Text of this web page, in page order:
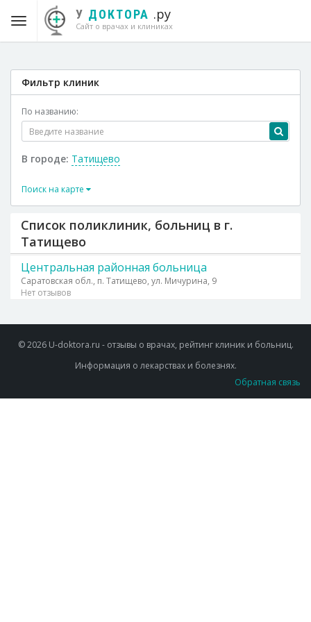
У ДОКТОРА .ру
Сайт о врачах и клиниках
Фильтр клиник
По названию:
В городе: Татищево
Поиск на карте
Список поликлиник, больниц в г.
Татищево
Центральная районная больница
Саратовская обл., п. Татищево, ул. Мичурина, 9
Нет отзывов
© 2026 U-doktora.ru - отзывы о врачах, рейтинг клиник и больниц.
Информация о лекарствах и болезнях.
Обратная связь